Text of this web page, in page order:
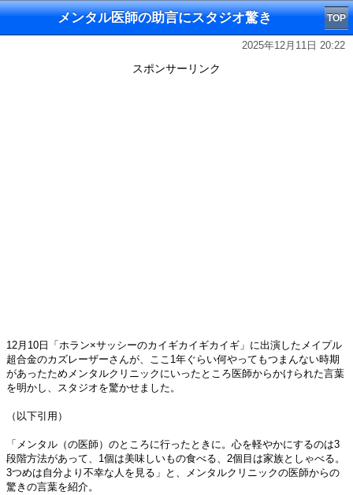
メンタル医師の助言にスタジオ驚き TOP
2025年12月11日 20:22
スポンサーリンク
12月10日「ホラン×サッシーのカイギカイギカイギ」に出演したメイプル
超合金のカズレーザーさんが、ここ1年ぐらい何やってもつまんない時期
があったためメンタルクリニックにいったところ医師からかけられた言葉
を明かし、スタジオを驚かせました。
（以下引用）
「メンタル（の医師）のところに行ったときに。心を軽やかにするのは3
段階方法があって、1個は美味しいもの食べる、2個目は家族としゃべる。
3つめは自分より不幸な人を見る」と、メンタルクリニックの医師からの
驚きの言葉を紹介。